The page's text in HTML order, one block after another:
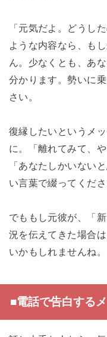
「元気だよ。どうし
ような内容なら、も
ん。少なくとも、あ
分かります。勢いに
さい。
復縁したいというメ
に。「離れてみて、
「あなたしかいない
い言葉で綴ってくださ
でももし元彼が、「
況を伝えてきた場合
いかもしれませんね。
■電話で告白する